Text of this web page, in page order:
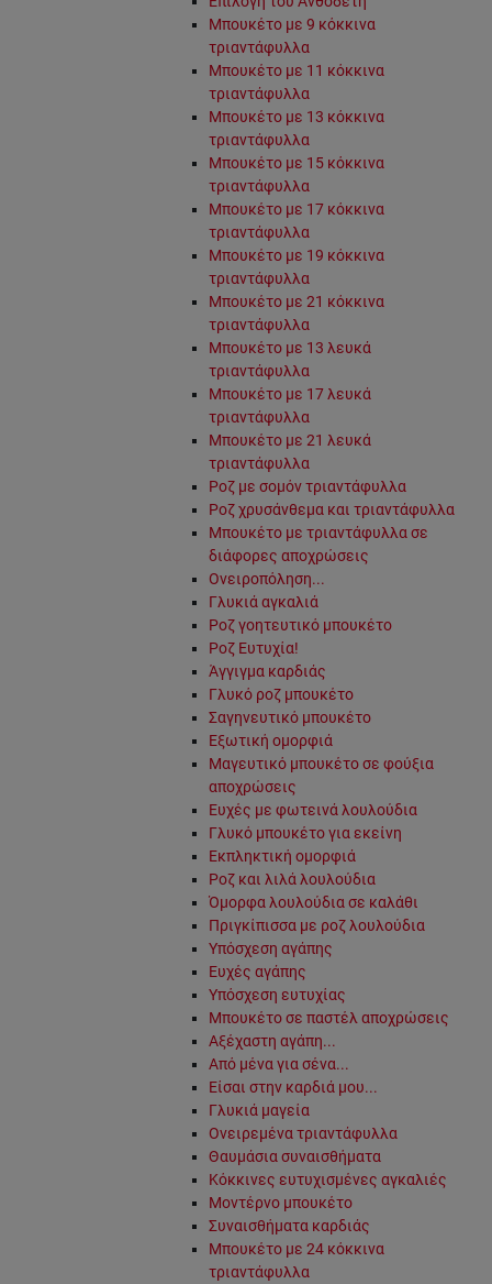
Μπουκέτο με 9 κόκκινα
τριαντάφυλλα
Μπουκέτο με 11 κόκκινα
τριαντάφυλλα
Μπουκέτο με 13 κόκκινα
τριαντάφυλλα
Μπουκέτο με 15 κόκκινα
τριαντάφυλλα
Μπουκέτο με 17 κόκκινα
τριαντάφυλλα
Μπουκέτο με 19 κόκκινα
τριαντάφυλλα
Μπουκέτο με 21 κόκκινα
τριαντάφυλλα
Μπουκέτο με 13 λευκά
τριαντάφυλλα
Μπουκέτο με 17 λευκά
τριαντάφυλλα
Μπουκέτο με 21 λευκά
τριαντάφυλλα
Ροζ με σομόν τριαντάφυλλα
Ροζ χρυσάνθεμα και τριαντάφυλλα
Μπουκέτο με τριαντάφυλλα σε
διάφορες αποχρώσεις
Ονειροπόληση...
Γλυκιά αγκαλιά
Ροζ γοητευτικό μπουκέτο
Ροζ Ευτυχία!
Άγγιγμα καρδιάς
Γλυκό ροζ μπουκέτο
Σαγηνευτικό μπουκέτο
Εξωτική ομορφιά
Μαγευτικό μπουκέτο σε φούξια
αποχρώσεις
Ευχές με φωτεινά λουλούδια
Γλυκό μπουκέτο για εκείνη
Εκπληκτική ομορφιά
Ροζ και λιλά λουλούδια
Όμορφα λουλούδια σε καλάθι
Πριγκίπισσα με ροζ λουλούδια
Υπόσχεση αγάπης
Ευχές αγάπης
Υπόσχεση ευτυχίας
Μπουκέτο σε παστέλ αποχρώσεις
Αξέχαστη αγάπη...
Από μένα για σένα...
Είσαι στην καρδιά μου...
Γλυκιά μαγεία
Ονειρεμένα τριαντάφυλλα
Θαυμάσια συναισθήματα
Κόκκινες ευτυχισμένες αγκαλιές
Μοντέρνο μπουκέτο
Συναισθήματα καρδιάς
Μπουκέτο με 24 κόκκινα
τριαντάφυλλα